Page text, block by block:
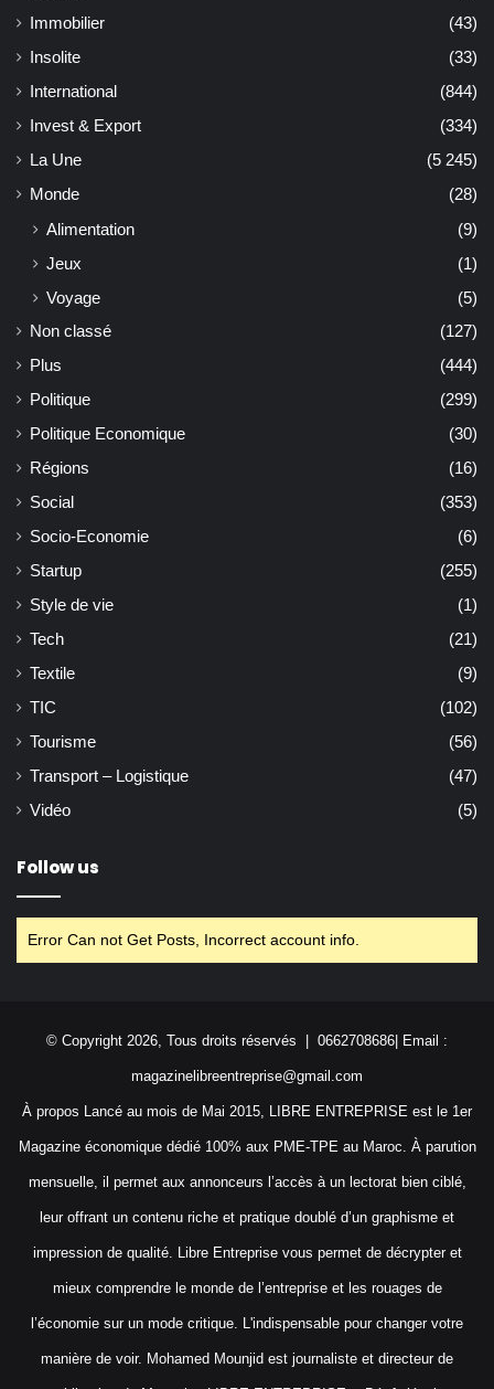
Immobilier
(43)
Insolite
(33)
International
(844)
Invest & Export
(334)
La Une
(5 245)
Monde
(28)
Alimentation
(9)
Jeux
(1)
Voyage
(5)
Non classé
(127)
Plus
(444)
Politique
(299)
Politique Economique
(30)
Régions
(16)
Social
(353)
Socio-Economie
(6)
Startup
(255)
Style de vie
(1)
Tech
(21)
Textile
(9)
TIC
(102)
Tourisme
(56)
Transport – Logistique
(47)
Vidéo
(5)
Follow us
Error Can not Get Posts, Incorrect account info.
© Copyright 2026, Tous droits réservés | 0662708686| Email :
magazinelibreentreprise@gmail.com
À propos Lancé au mois de Mai 2015, LIBRE ENTREPRISE est le 1er
Magazine économique dédié 100% aux PME-TPE au Maroc. À parution
mensuelle, il permet aux annonceurs l’accès à un lectorat bien ciblé,
leur offrant un contenu riche et pratique doublé d’un graphisme et
impression de qualité. Libre Entreprise vous permet de décrypter et
mieux comprendre le monde de l’entreprise et les rouages de
l’économie sur un mode critique. L'indispensable pour changer votre
manière de voir. Mohamed Mounjid est journaliste et directeur de